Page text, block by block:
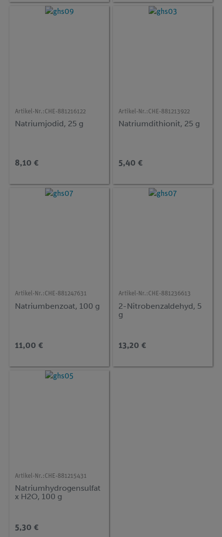
Artikel-Nr.:CHE-881216122
Natriumjodid, 25 g
8,10 €
Artikel-Nr.:CHE-881213922
Natriumdithionit, 25 g
5,40 €
Artikel-Nr.:CHE-881247631
Natriumbenzoat, 100 g
11,00 €
Artikel-Nr.:CHE-881236613
2-Nitrobenzaldehyd, 5
g
13,20 €
Artikel-Nr.:CHE-881215431
Natriumhydrogensulfat
x H2O, 100 g
5,30 €